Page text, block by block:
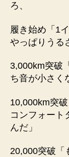
ろ、
履き始め「1
やっぱりうる
3,000km突破
ち音が小さく
10,000km突
コンフォート
んだ」
20,000突破「